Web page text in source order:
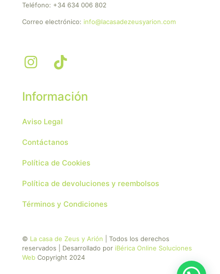
Teléfono: +34 634 006 802
Correo electrónico: info@lacasadezeusyarion.com
Información
Aviso Legal
Contáctanos
Política de Cookies
Política de devoluciones y reembolsos
Términos y Condiciones
© La casa de Zeus y Arión | Todos los derechos
reservados | Desarrollado por iBérica Online Soluciones
Web Copyright 2024